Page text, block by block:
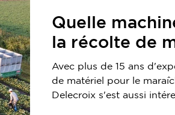
Quelle
la récolte de
Avec plus de 15 ans
de matériel pour le
Delecroix s'est aussi